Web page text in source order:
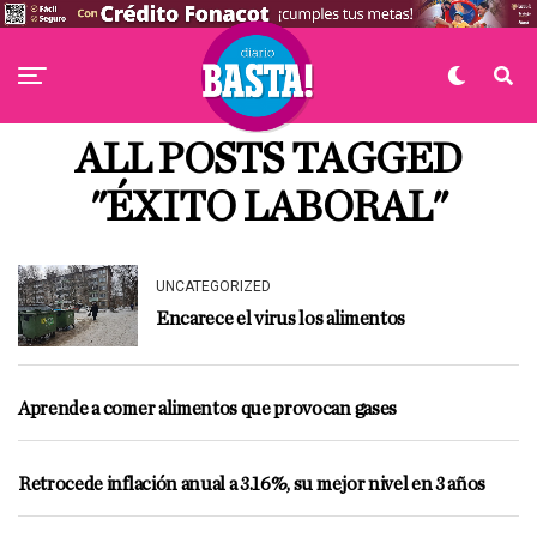
ALL POSTS TAGGED
"ÉXITO LABORAL"
UNCATEGORIZED
Encarece el virus los alimentos
Aprende a comer alimentos que provocan gases
Retrocede inflación anual a 3.16%, su mejor nivel en 3 años